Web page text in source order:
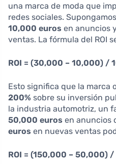
una marca de moda que
redes sociales.
10,000 euros en anuncios
ventas. La fórmula del ROI
ROI = (30,000 – 10,000) /
Esto significa que la marca
200% sobre su inversión
la industria automotriz, un
50,000 euros en anuncios
euros en nuevas ventas
ROI = (150,000 – 50,000)